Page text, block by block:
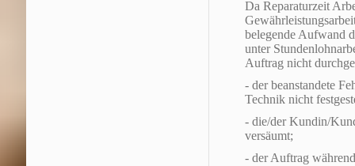
Da Reparaturzeit
belegende Aufwand
unter
Auftrag nicht
- der beanstandete
Technik nicht
- die/der Kundin/
versäumt;
- der Auftrag